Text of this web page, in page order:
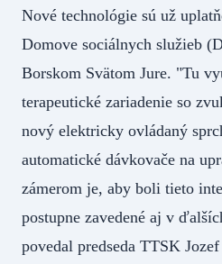
Nové technológie sú už
Domove sociálnych služieb
Borskom Svätom Jure. "Tu
terapeutické zariadenie so
nový elektricky ovládaný
automatické dávkovače na
zámerom je, aby boli tieto
postupne zavedené aj v
povedal predseda TTSK